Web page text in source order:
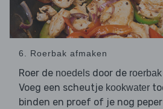
6. Roerbak afmaken
Roer de noedels door de roerbak
Voeg een scheutje kookwater
binden en proef of je nog